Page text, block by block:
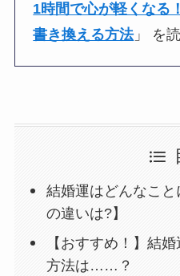
1時間で心が軽くなる
書き換える方法」 を
結婚運はどんなこ
の違いは?】
【おすすめ！】結
方法は……？